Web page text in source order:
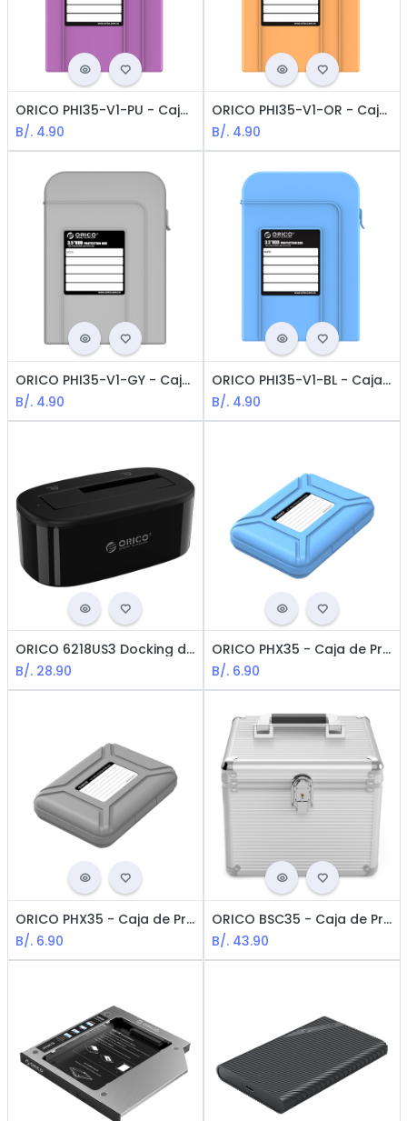
ORICO PHI35-V1-PU - Caja de Protección para HDD 3.5" / Purpura
B/. 4.90
ORICO PHI35-V1-OR - Caja de Protección para HDD 3.5" / Amarillo
B/. 4.90
ORICO PHI35-V1-GY - Caja de Protección para HDD 3.5" / Gris
B/. 4.90
ORICO PHI35-V1-BL - Caja de Protección para HDD 3.5" / Azul
B/. 4.90
ORICO 6218US3 Docking de 1-Bahia para HDD - 3.5" & 2.5" / USB3.0 / Negro
B/. 28.90
ORICO PHX35 - Caja de Protección para HDD 3.5" / Azul
B/. 6.90
ORICO PHX35 - Caja de Protección para HDD 3.5" / Gris
B/. 6.90
ORICO BSC35 - Caja de Protección para 10*HDD 3.5" / Aluminio
B/. 43.90